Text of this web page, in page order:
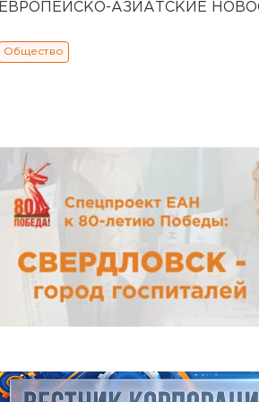
ЕВРОПЕЙСКО-АЗИАТСКИЕ
Общество